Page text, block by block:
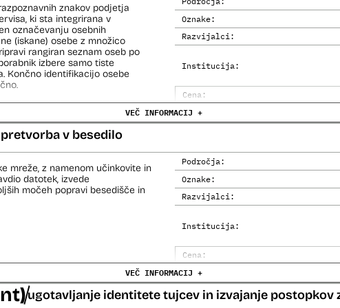
Oznake:
Razvijalci:
Institucija:
Cena:
Trajanje licence:
znakov podjetja
ki sta integrirana v
označevanju osebnih
(iskane) osebe z množico
rangiran seznam oseb po
izbere samo tiste
Končno identifikacijo osebe
policije (del informacijsko
za primerjavo.
VEČ INFORMACIJ +
v besedilo
Področja:
Oznake:
Razvijalci:
Institucija:
Cena:
Trajanje licence:
Analiza učinka na človekove
mreže, z namenom učinkovite in
datotek, izvede
močeh popravi besedišče in
VEČ INFORMACIJ +
ugotavljanje identitete tujcev in izvajanje postopkov